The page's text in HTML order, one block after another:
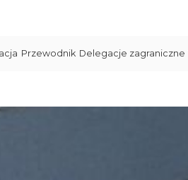
Przewodnik Delegacje zagraniczne